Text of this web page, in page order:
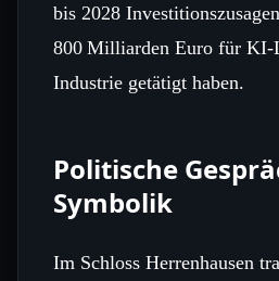
bis 2028
800 Milliarden Euro für
Industrie getätigt haben.
Politische
Symbolik
Im Schloss Herrenhausen